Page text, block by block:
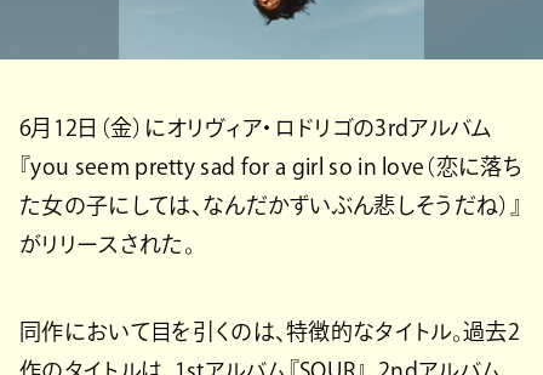
6月12日（金）にオリヴィア・ロドリゴの3rdアルバム
『you seem pretty sad for a girl so in love（恋に落ち
た女の子にしては、なんだかずいぶん悲しそうだね）』
がリリースされた。
同作において目を引くのは、特徴的なタイトル。過去2
作のタイトルは、1stアルバム『SOUR』、2ndアルバム